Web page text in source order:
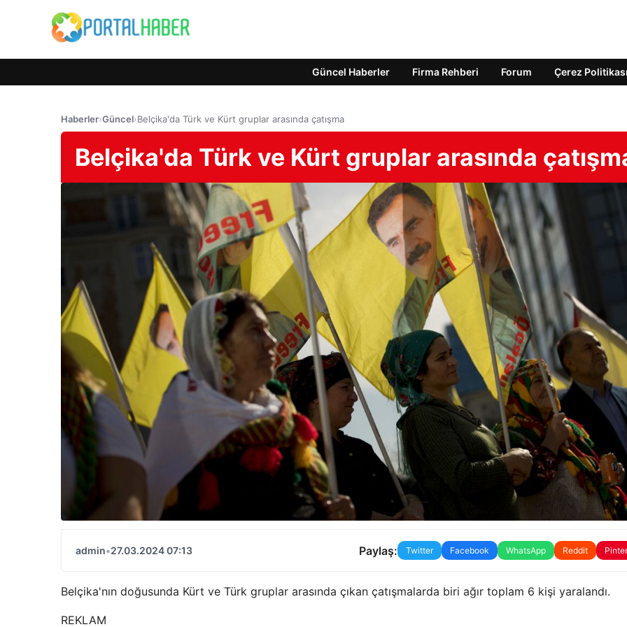
Güncel Haberler Firma Rehberi Forum Çerez Politikası
Haberler›Güncel›Belçika'da Türk ve Kürt gruplar arasında çatışma
Belçika'da Türk ve Kürt gruplar arasında
admin•27.03.2024 07:13 Paylaş: Twitter Facebook WhatsApp Reddit
Belçika'nın doğusunda Kürt ve Türk gruplar arasında çıkan çatışmalarda biri ağır toplam 6 kişi yaralandı.
REKLAM